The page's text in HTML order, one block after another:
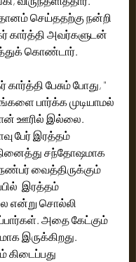
செய்ததற்கு நன்றி
கார்த்தி அவர்களுடன்
கொண்டார்.
பேசும் போது, "
பார்க்க முடியாமல்
ஊரில் இல்லை.
பேர் இரத்தம்
சந்தோஷமாக
வைத்திருக்கும்
இரத்தம்
என்று சொல்லி
கேட்கும்
இருக்கிறது.
கிடைப்பது